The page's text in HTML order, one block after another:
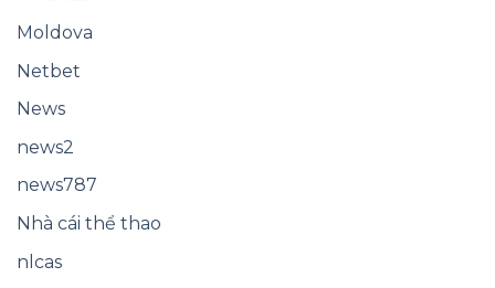
Moldova
Netbet
News
news2
news787
Nhà cái thể thao
nlcas